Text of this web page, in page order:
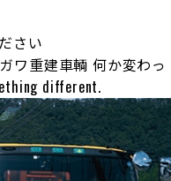
さい
ワ重建車輌 何か変わっ
different.